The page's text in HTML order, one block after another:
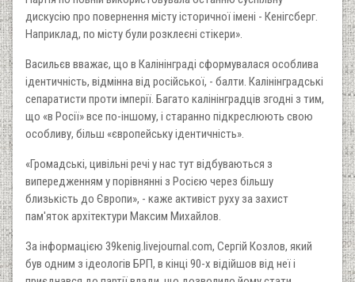
дискусію про повернення місту історичної імені - Кенігсберг.
Наприклад, по місту були розклеєні стікери».
Васильєв вважає, що в Калінінграді сформувалася особлива
ідентичність, відмінна від російської, - балти. Калінінградські
сепаратисти проти імперії. Багато калінінградців згодні з тим,
що «в Росії» все по-іншому, і старанно підкреслюють свою
особливу, більш «європейську ідентичність».
«Громадські, цивільні речі у нас тут відбуваються з
випередженням у порівнянні з Росією через більшу
близькість до Європи», - каже активіст руху за захист
пам'яток архітектури Максим Михайлов.
За інформацією 39kenig.livejournal.com, Сергій Козлов, який
був одним з ідеологів БРП, в кінці 90-х відійшов від неї і